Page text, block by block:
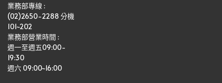
業務部專線 :
(02)2650-2288 分機
101~202
業務部營業時間 :
週一至週五09:00-
19:30
週六 09:00~16:00